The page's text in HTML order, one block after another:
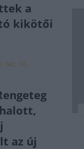
a
kikötői
okt. 16.
az új